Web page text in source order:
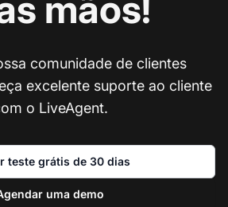
comunidade de clientes
excelente suporte ao cliente
o LiveAgent.
teste grátis de 30 dias
uma demo